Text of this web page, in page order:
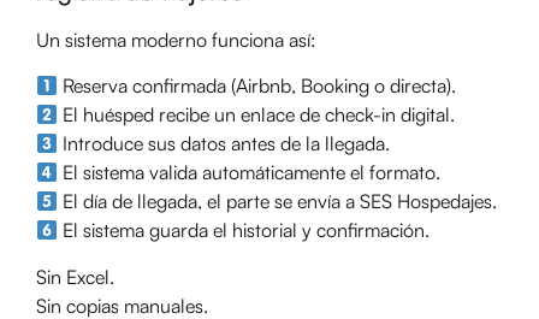
Un sistema moderno funciona así:
Reserva confirmada (Airbnb, Booking o directa).
El huésped recibe un enlace de check-in digital.
Introduce sus datos antes de la llegada.
El sistema valida automáticamente el formato.
El día de llegada, el parte se envía a SES Hospedajes.
El sistema guarda el historial y confirmación.
Sin Excel.
Sin copias manuales.